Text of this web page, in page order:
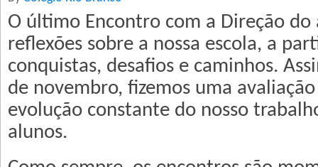
O último Encontro com a Direção do
reflexões sobre a nossa escola, a
conquistas, desafios e caminhos.
de novembro, fizemos uma
evolução constante do nosso
alunos.